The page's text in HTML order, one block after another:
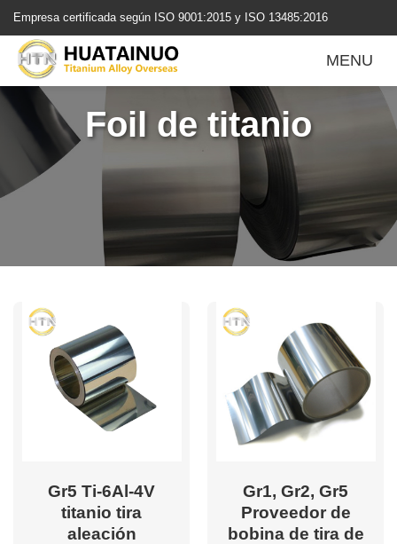
转
容
Empresa certificada según ISO 9001:2015 y ISO 13485:2016
MENU
Foil de titanio
Gr5 Ti-6Al-4V
titanio tira
aleación
Gr1, Gr2, Gr5
Proveedor de
bobina de tira de